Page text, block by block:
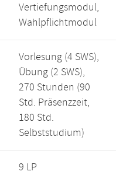
Vertiefungsmodul,
Wahlpflichtmodul
Vorlesung (4 SWS),
Übung (2 SWS),
270 Stunden (90
Std. Präsenzzeit,
180 Std.
Selbststudium)
9 LP